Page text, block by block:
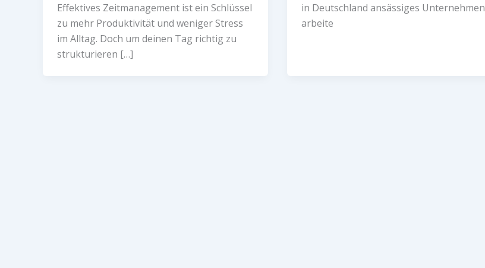
Effektives Zeitmanagement ist ein Schlüssel
zu mehr Produktivität und weniger Stress
im Alltag. Doch um deinen Tag richtig zu
strukturieren […]
in Deutschland ansässiges Unternehmen
arbeite